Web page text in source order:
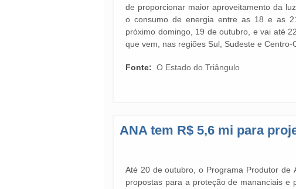
de proporcionar maior aproveitamento da
o consumo de energia entre as 18 e as
próximo domingo, 19 de outubro, e vai até
que vem, nas regiões Sul, Sudeste e Centro-
Fonte: O Estado do Triângulo
ANA tem R$ 5,6 mi para
Até 20 de outubro, o Programa Produtor de
propostas para a proteção de mananciais